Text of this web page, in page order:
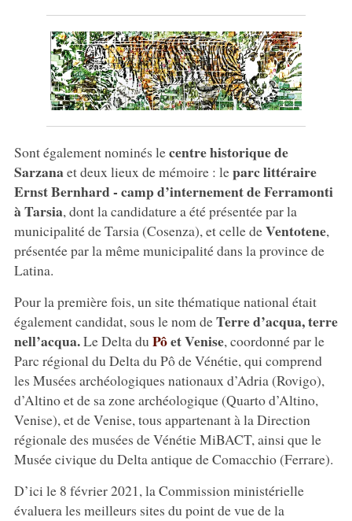
Sont également nominés lecentre historique de
Sarzanaet deux lieux de mémoire : leparc littéraire
Ernst Bernhard - camp d’internement de Ferramonti
à Tarsia, dont la candidature a été présentée par la
municipalité de Tarsia (Cosenza), et celle deVentotene,
présentée par la même municipalité dans la province de
Latina.
Pour la première fois, un site thématique national était
également candidat, sous le nom deTerre d’acqua, terre
nell’acqua.Le Delta du Pôet Venise, coordonné par le
Parc régional du Delta du Pô de Vénétie, qui comprend
les Musées archéologiques nationaux d’Adria (Rovigo),
d’Altino et de sa zone archéologique (Quarto d’Altino,
Venise), et de Venise, tous appartenant à la Direction
régionale des musées de Vénétie MiBACT, ainsi que le
Musée civique du Delta antique de Comacchio (Ferrare).
D’ici le 8 février 2021, la Commission ministérielle
évaluera les meilleurs sites du point de vue de la